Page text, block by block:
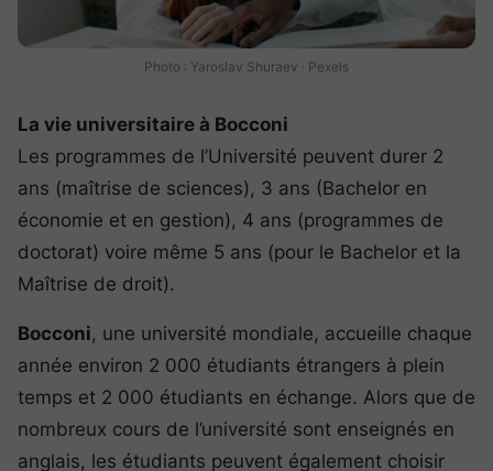
Photo : Yaroslav Shuraev · Pexels
La vie universitaire à Bocconi
Les programmes de l’Université peuvent durer 2
ans (maîtrise de sciences), 3 ans (Bachelor en
économie et en gestion), 4 ans (programmes de
doctorat) voire même 5 ans (pour le Bachelor et la
Maîtrise de droit).
Bocconi, une université mondiale, accueille chaque
année environ 2 000 étudiants étrangers à plein
temps et 2 000 étudiants en échange. Alors que de
nombreux cours de l’université sont enseignés en
anglais, les étudiants peuvent également choisir